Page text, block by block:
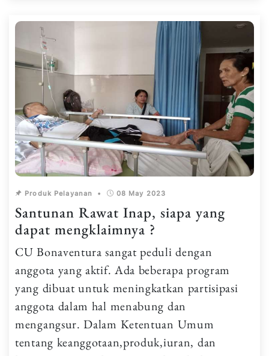
Produk Pelayanan • 08 May 2023
Santunan Rawat Inap, siapa yang
dapat mengklaimnya ?
CU Bonaventura sangat peduli dengan
anggota yang aktif. Ada beberapa program
yang dibuat untuk meningkatkan partisipasi
anggota dalam hal menabung dan
mengangsur. Dalam Ketentuan Umum
tentang keanggotaan,produk,iuran, dan